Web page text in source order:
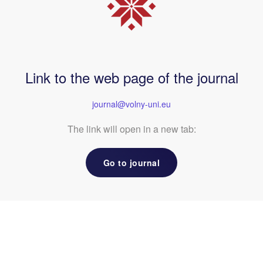
Link to the web page of the journal
journal@volny-uni.eu
The link will open in a new tab:
Go to journal